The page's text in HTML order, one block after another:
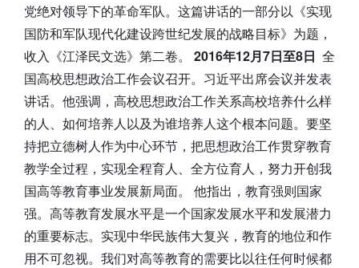
党绝对领导下的革命军队。这篇讲话的一部分以《实现
国防和军队现代化建设跨世纪发展的战略目标》为题，
收入《江泽民文选》第二卷。 2016年12月7日至8日 全
国高校思想政治工作会议召开。习近平出席会议并发表
讲话。他强调，高校思想政治工作关系高校培养什么样
的人、如何培养人以及为谁培养人这个根本问题。要坚
持把立德树人作为中心环节，把思想政治工作贯穿教育
教学全过程，实现全程育人、全方位育人，努力开创我
国高等教育事业发展新局面。 他指出，教育强则国家
强。高等教育发展水平是一个国家发展水平和发展潜力
的重要标志。实现中华民族伟大复兴，教育的地位和作
用不可忽视。我们对高等教育的需要比以往任何时候都